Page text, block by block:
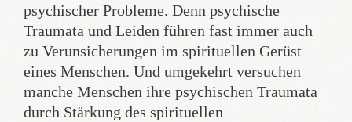
psychischer Probleme. Denn psychische
Traumata und Leiden führen fast immer auch
zu Verunsicherungen im spirituellen Gerüst
eines Menschen. Und umgekehrt versuchen
manche Menschen ihre psychischen Traumata
durch Stärkung des spirituellen